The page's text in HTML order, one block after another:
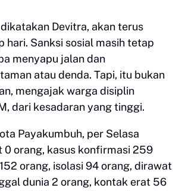
Devitra, akan terus
hari. Sanksi sosial masih tetap
menyapu jalan dan
atau denda. Tapi, itu bukan
mengajak warga disiplin
dari kesadaran yang tinggi.
Payakumbuh, per Selasa
0 orang, kasus konfirmasi 259
orang, isolasi 94 orang, dirawat
dunia 2 orang, kontak erat 56